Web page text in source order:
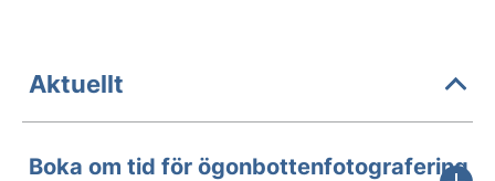
Aktuellt
Boka om tid för ögonbottenfotografering